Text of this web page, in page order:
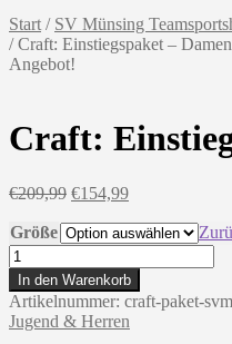
Start / SV Münsing
/Craft: Einstiegspaket – Damen
Angebot!
Craft:
€209,99 Ursprünglicher
war:
€209,99
€154,99Aktueller
ist:
€154,99.
Größe
Craft:
Einstiegspaket
-
Damen
Menge
In den Warenkorb
Artikelnummer: craft-paket-
Jugend & Herren